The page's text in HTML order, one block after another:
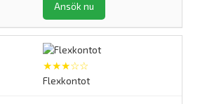
Ansök nu
★★★☆☆
Flexkontot